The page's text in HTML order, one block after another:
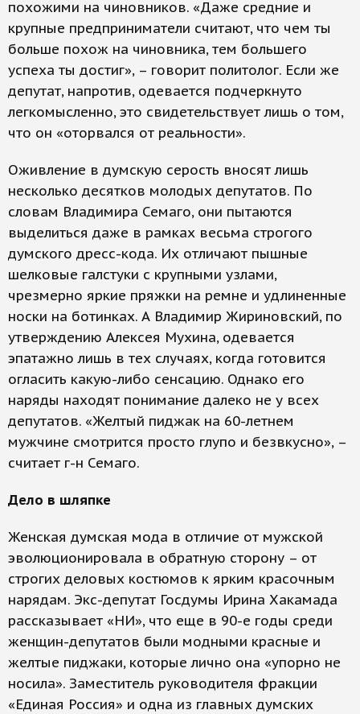
похожими на чиновников. «Даже средние и
крупные предприниматели считают, что чем ты
больше похож на чиновника, тем большего
успеха ты достиг», – говорит политолог. Если же
депутат, напротив, одевается подчеркнуто
легкомысленно, это свидетельствует лишь о том,
что он «оторвался от реальности».
Оживление в думскую серость вносят лишь
несколько десятков молодых депутатов. По
словам Владимира Семаго, они пытаются
выделиться даже в рамках весьма строгого
думского дресс-кода. Их отличают пышные
шелковые галстуки с крупными узлами,
чрезмерно яркие пряжки на ремне и удлиненные
носки на ботинках. А Владимир Жириновский, по
утверждению Алексея Мухина, одевается
эпатажно лишь в тех случаях, когда готовится
огласить какую-либо сенсацию. Однако его
наряды находят понимание далеко не у всех
депутатов. «Желтый пиджак на 60-летнем
мужчине смотрится просто глупо и безвкусно», –
считает г-н Семаго.
Дело в шляпке
Женская думская мода в отличие от мужской
эволюционировала в обратную сторону – от
строгих деловых костюмов к ярким красочным
нарядам. Экс-депутат Госдумы Ирина Хакамада
рассказывает «НИ», что еще в 90-е годы среди
женщин-депутатов были модными красные и
желтые пиджаки, которые лично она «упорно не
носила». Заместитель руководителя фракции
«Единая Россия» и одна из главных думских